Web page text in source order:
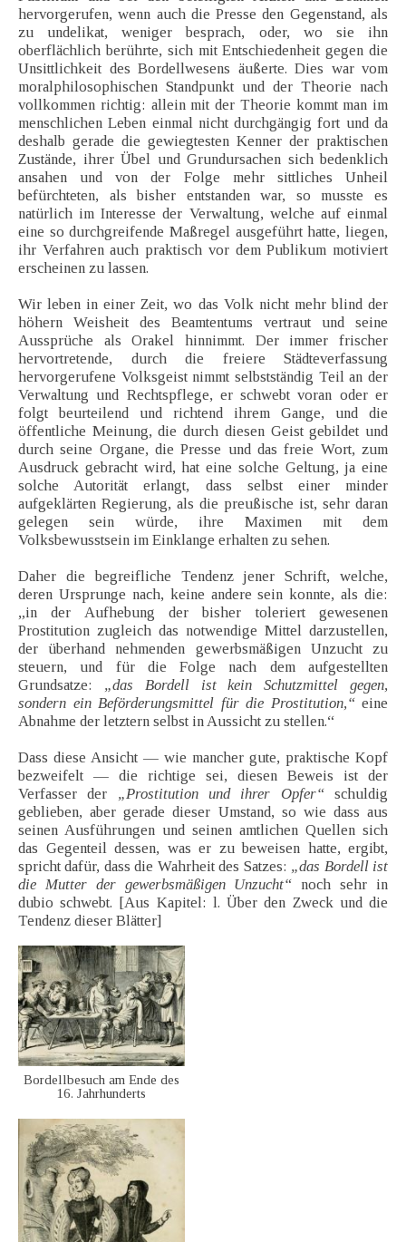
hervorgerufen, wenn auch die Presse den Gegenstand, als
zu undelikat, weniger besprach, oder, wo sie ihn
oberflächlich berührte, sich mit Entschiedenheit gegen die
Unsittlichkeit des Bordellwesens äußerte. Dies war vom
moralphilosophischen Standpunkt und der Theorie nach
vollkommen richtig: allein mit der Theorie kommt man im
menschlichen Leben einmal nicht durchgängig fort und da
deshalb gerade die gewiegtesten Kenner der praktischen
Zustände, ihrer Übel und Grundursachen sich bedenklich
ansahen und von der Folge mehr sittliches Unheil
befürchteten, als bisher entstanden war, so musste es
natürlich im Interesse der Verwaltung, welche auf einmal
eine so durchgreifende Maßregel ausgeführt hatte, liegen,
ihr Verfahren auch praktisch vor dem Publikum motiviert
erscheinen zu lassen.
Wir leben in einer Zeit, wo das Volk nicht mehr blind der
höhern Weisheit des Beamtentums vertraut und seine
Aussprüche als Orakel hinnimmt. Der immer frischer
hervortretende, durch die freiere Städteverfassung
hervorgerufene Volksgeist nimmt selbstständig Teil an der
Verwaltung und Rechtspflege, er schwebt voran oder er
folgt beurteilend und richtend ihrem Gange, und die
öffentliche Meinung, die durch diesen Geist gebildet und
durch seine Organe, die Presse und das freie Wort, zum
Ausdruck gebracht wird, hat eine solche Geltung, ja eine
solche Autorität erlangt, dass selbst einer minder
aufgeklärten Regierung, als die preußische ist, sehr daran
gelegen sein würde, ihre Maximen mit dem
Volksbewusstsein im Einklange erhalten zu sehen.
Daher die begreifliche Tendenz jener Schrift, welche,
deren Ursprunge nach, keine andere sein konnte, als die:
„in der Aufhebung der bisher toleriert gewesenen
Prostitution zugleich das notwendige Mittel darzustellen,
der überhand nehmenden gewerbsmäßigen Unzucht zu
steuern, und für die Folge nach dem aufgestellten
Grundsatze: „das Bordell ist kein Schutzmittel gegen,
sondern ein Beförderungsmittel für die Prostitution,“eine
Abnahme der letztern selbst in Aussicht zu stellen.“
Dass diese Ansicht — wie mancher gute, praktische Kopf
bezweifelt — die richtige sei, diesen Beweis ist der
Verfasser der „Prostitution und ihrer Opfer“schuldig
geblieben, aber gerade dieser Umstand, so wie dass aus
seinen Ausführungen und seinen amtlichen Quellen sich
das Gegenteil dessen, was er zu beweisen hatte, ergibt,
spricht dafür, dass die Wahrheit des Satzes: „das Bordell ist
die Mutter der gewerbsmäßigen Unzucht“ noch sehr in
dubio schwebt. [Aus Kapitel: l. Über den Zweck und die
Tendenz dieser Blätter]
Bordellbesuch am Ende des
16. Jahrhunderts